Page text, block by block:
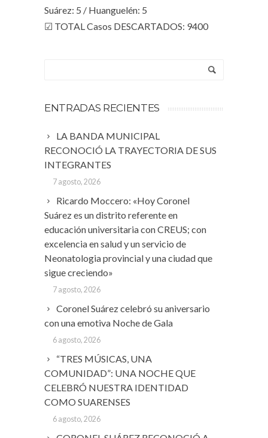
Suárez: 5 / Huanguelén: 5
☑ TOTAL Casos DESCARTADOS: 9400
ENTRADAS RECIENTES
LA BANDA MUNICIPAL
RECONOCIÓ LA TRAYECTORIA DE SUS
INTEGRANTES
7 agosto, 2026
Ricardo Moccero: «Hoy Coronel
Suárez es un distrito referente en
educación universitaria con CREUS; con
excelencia en salud y un servicio de
Neonatologia provincial y una ciudad que
sigue creciendo»
7 agosto, 2026
Coronel Suárez celebró su aniversario
con una emotiva Noche de Gala
6 agosto, 2026
“TRES MÚSICAS, UNA
COMUNIDAD”: UNA NOCHE QUE
CELEBRÓ NUESTRA IDENTIDAD
COMO SUARENSES
6 agosto, 2026